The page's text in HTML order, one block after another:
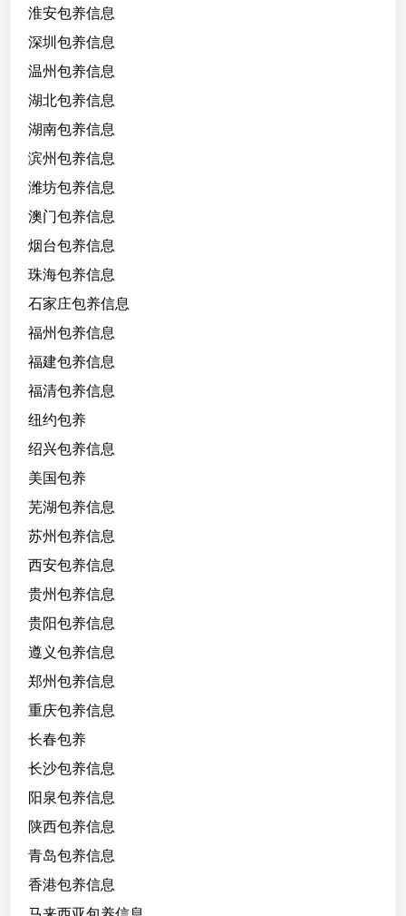
淮安包养信息
深圳包养信息
温州包养信息
湖北包养信息
湖南包养信息
滨州包养信息
潍坊包养信息
澳门包养信息
烟台包养信息
珠海包养信息
石家庄包养信息
福州包养信息
福建包养信息
福清包养信息
纽约包养
绍兴包养信息
美国包养
芜湖包养信息
苏州包养信息
西安包养信息
贵州包养信息
贵阳包养信息
遵义包养信息
郑州包养信息
重庆包养信息
长春包养
长沙包养信息
阳泉包养信息
陕西包养信息
青岛包养信息
香港包养信息